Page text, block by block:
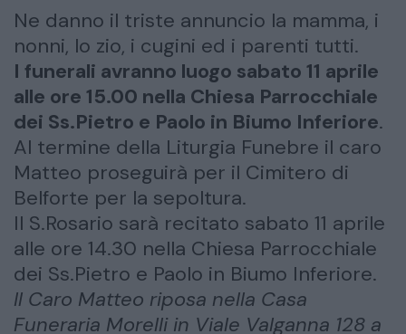
Ne danno il triste annuncio la mamma, i
nonni, lo zio, i cugini ed i parenti tutti.
I funerali avranno luogo sabato 11 aprile
alle ore 15.00 nella Chiesa Parrocchiale
dei Ss.Pietro e Paolo in Biumo Inferiore.
Al termine della Liturgia Funebre il caro
Matteo proseguirà per il Cimitero di
Belforte per la sepoltura.
Il S.Rosario sarà recitato sabato 11 aprile
alle ore 14.30 nella Chiesa Parrocchiale
dei Ss.Pietro e Paolo in Biumo Inferiore.
Il Caro Matteo riposa nella Casa
Funeraria Morelli in Viale Valganna 128 a